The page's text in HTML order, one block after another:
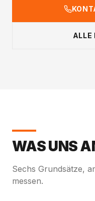
ALLE
WAS UNS
Sechs Grundsätze,
messen.